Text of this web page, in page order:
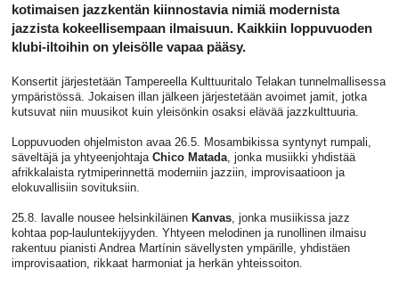
kotimaisen jazzkentän kiinnostavia nimiä modernista
jazzista kokeellisempaan ilmaisuun. Kaikkiin loppuvuoden
klubi-iltoihin on yleisölle vapaa pääsy.
Konsertit järjestetään Tampereella Kulttuuritalo Telakan tunnelmallisessa
ympäristössä. Jokaisen illan jälkeen järjestetään avoimet jamit, jotka
kutsuvat niin muusikot kuin yleisönkin osaksi elävää jazzkulttuuria.
Loppuvuoden ohjelmiston avaa 26.5. Mosambikissa syntynyt rumpali,
säveltäjä ja yhtyeenjohtaja Chico Matada, jonka musiikki yhdistää
afrikkalaista rytmiperinnettä moderniin jazziin, improvisaatioon ja
elokuvallisiin sovituksiin.
25.8. lavalle nousee helsinkiläinen Kanvas, jonka musiikissa jazz
kohtaa pop-lauluntekijyyden. Yhtyeen melodinen ja runollinen ilmaisu
rakentuu pianisti Andrea Martínin sävellysten ympärille, yhdistäen
improvisaation, rikkaat harmoniat ja herkän yhteissoiton.